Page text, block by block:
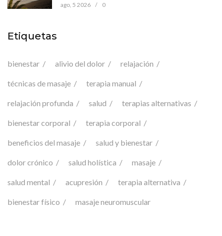
ago, 5 2026 / 0
Etiquetas
bienestar alivio del dolor relajación
técnicas de masaje terapia manual
relajación profunda salud terapias alternativas
bienestar corporal terapia corporal
beneficios del masaje salud y bienestar
dolor crónico salud holística masaje
salud mental acupresión terapia alternativa
bienestar físico masaje neuromuscular